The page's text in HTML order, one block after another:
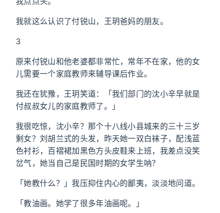
我就这么认识了付锐山，王玥爸妈的朋友。
3
原来付锐山和他老婆都非常忙，常年不在家，他的女
儿需要一个家庭教师来辅导课后作业。
我还在犹豫，王玥笑道：「我们部门的沈小辛早就是
付叔叔女儿的家庭教师了。」
我很吃惊，沈小辛？那个十八线小县城来的三十三岁
剩女？刘胡兰式的头发，昨天她一双白袜子，配浅蓝
色衬衫，百褶裙加黑色方头皮鞋来上班，我差点没笑
岔气，她当自己是民国时期的女学生呐？
「她教什么？」我压抑住内心的鄙夷，淡淡地问道。
「教油画。她学了很多年油画呢。」